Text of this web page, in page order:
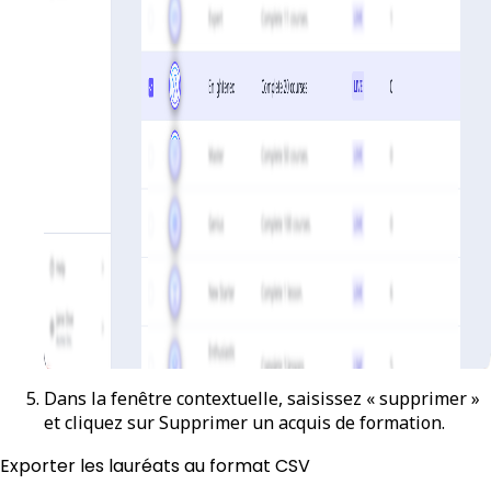
Dans la fenêtre contextuelle, saisissez « supprimer »
et cliquez surSupprimer un acquis de formation.
Exporter les lauréats au format CSV